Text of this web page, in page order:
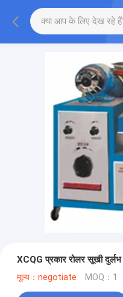
XCQG प्रकार रोलर सूखी दुर्लभ
मूल्य：negotiate MOQ：1